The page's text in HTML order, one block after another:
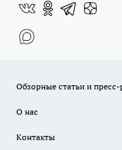
Обзорные статьи и
О нас
Контакты